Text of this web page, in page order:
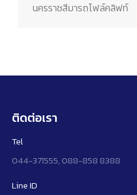
นครราชสีมารถโฟล์คลิฟท์
ติดต่อเรา
Tel
044-371555, 088-858 8388
Line ID